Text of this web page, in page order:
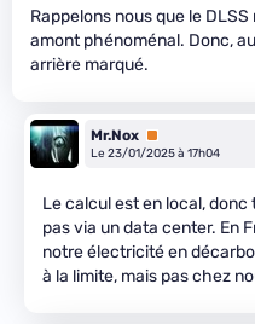
Rappelons nous que le
amont phénoménal. Donc,
arrière marqué.
Mr.Nox Premium
Le 23/01/2025 à 17h04
Le calcul est en local,
pas via un data center. En
notre électricité en
à la limite, mais pas chez